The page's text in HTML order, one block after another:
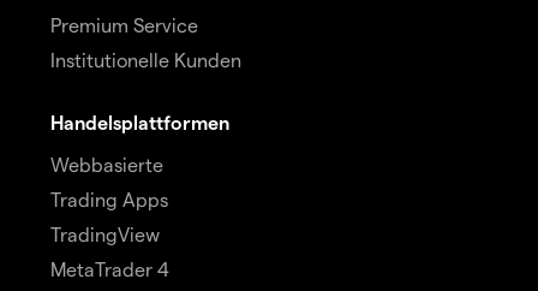
Premium Service
Institutionelle Kunden
Handelsplattformen
Webbasierte
Trading Apps
TradingView
MetaTrader 4